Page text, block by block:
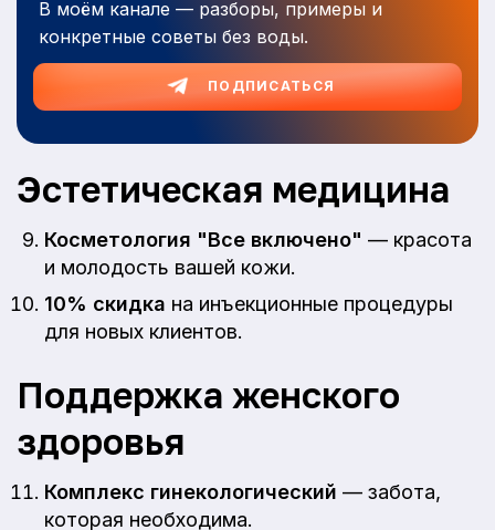
В моём канале — разборы, примеры и
конкретные советы без воды.
ПОДПИСАТЬСЯ
Эстетическая медицина
Косметология "Все включено" — красота
и молодость вашей кожи.
10% скидка на инъекционные процедуры
для новых клиентов.
Поддержка женского
здоровья
Комплекс гинекологический — забота,
которая необходима.